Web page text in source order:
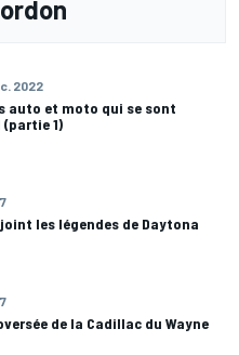
2022
auto et moto qui se sont
(partie 1)
les légendes de Daytona
de la Cadillac du Wayne